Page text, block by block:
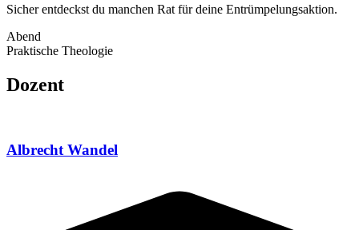
Sicher entdeckst du manchen Rat für deine Entrümpelungsaktion.
Abend
Praktische Theologie
Dozent
Albrecht Wandel